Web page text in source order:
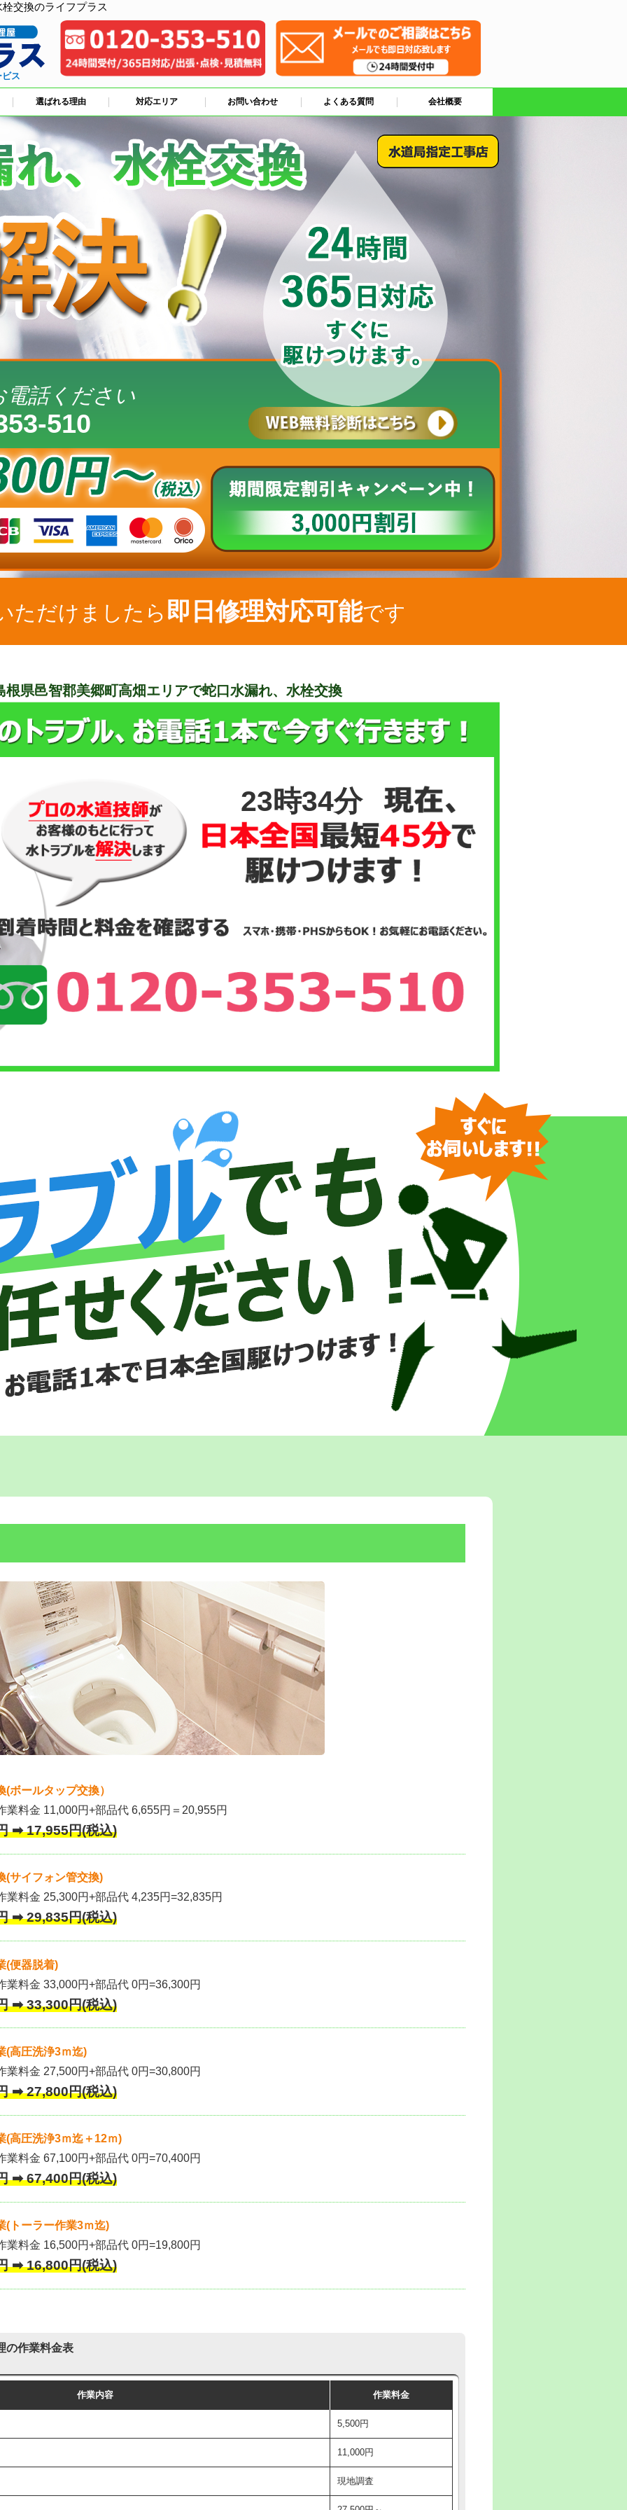
交換のライフプラス
ス
選ばれる理由 対応エリア お問い合わせ よくある質問 会社概要
話ください
510
ただけましたら 即日修理対応可能です
根県邑智郡美郷町高畑エリアで蛇口水漏れ、水栓交換
23時34分
ボールタップ交換）
業料金 11,000円+部品代 6,655円＝20,955円
➡ 17,955円(税込)
(サイフォン管交換)
業料金 25,300円+部品代 4,235円=32,835円
➡ 29,835円(税込)
(便器脱着)
業料金 33,000円+部品代 0円=36,300円
➡ 33,300円(税込)
(高圧洗浄3ｍ迄)
業料金 27,500円+部品代 0円=30,800円
➡ 27,800円(税込)
(高圧洗浄3ｍ迄＋12ｍ)
業料金 67,100円+部品代 0円=70,400円
➡ 67,400円(税込)
(トーラー作業3ｍ迄)
業料金 16,500円+部品代 0円=19,800円
➡ 16,800円(税込)
の作業料金表
作業内容 作業料金
5,500円
11,000円
現地調査